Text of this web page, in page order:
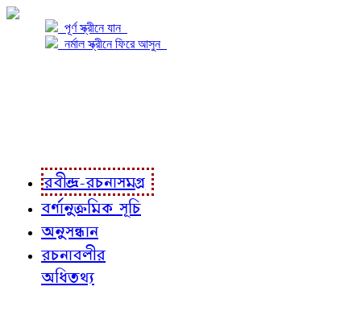
পূর্ণ স্ক্রীনে যান
নর্মাল স্ক্রীনে ফিরে আসুন
রবীন্দ্র-রচনাসমগ্র
বর্ণানুক্রমিক সূচি
অনুসন্ধান
রচনাবলীর
অধিতথ্য